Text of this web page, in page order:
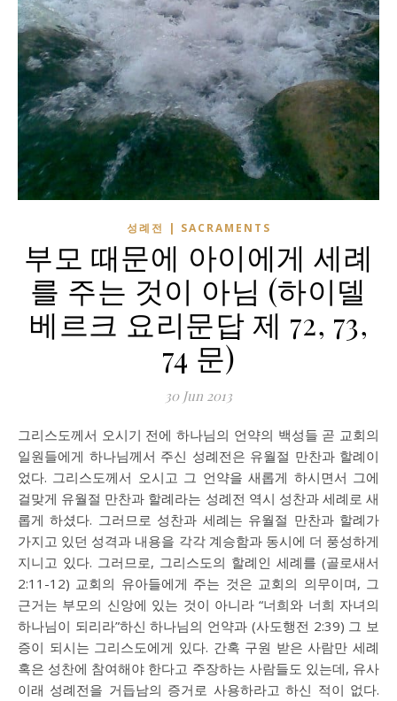
성례전 | SACRAMENTS
부모 때문에 아이에게 세례
를 주는 것이 아님 (하이델
베르크 요리문답 제 72, 73,
74 문)
30 Jun 2013
그리스도께서 오시기 전에 하나님의 언약의 백성들 곧 교회의
일원들에게 하나님께서 주신 성례전은 유월절 만찬과 할례이
었다. 그리스도께서 오시고 그 언약을 새롭게 하시면서 그에
걸맞게 유월절 만찬과 할례라는 성례전 역시 성찬과 세례로 새
롭게 하셨다. 그러므로 성찬과 세례는 유월절 만찬과 할례가
가지고 있던 성격과 내용을 각각 계승함과 동시에 더 풍성하게
지니고 있다. 그러므로, 그리스도의 할례인 세례를 (골로새서
2:11-12) 교회의 유아들에게 주는 것은 교회의 의무이며, 그
근거는 부모의 신앙에 있는 것이 아니라 “너희와 너희 자녀의
하나님이 되리라”하신 하나님의 언약과 (사도행전 2:39) 그 보
증이 되시는 그리스도에게 있다. 간혹 구원 받은 사람만 세례
혹은 성찬에 참여해야 한다고 주장하는 사람들도 있는데, 유사
이래 성례전을 거듭남의 증거로 사용하라고 하신 적이 없다.